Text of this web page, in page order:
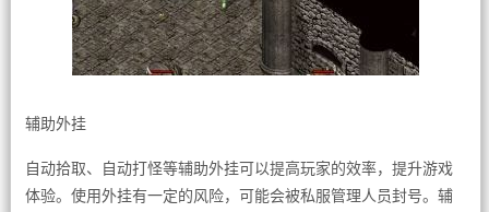
辅助外挂
自动拾取、自动打怪等辅助外挂可以提高玩家的效率，提升游戏
体验。使用外挂有一定的风险，可能会被私服管理人员封号。辅